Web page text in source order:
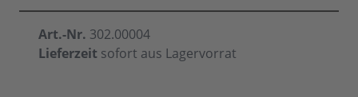
Art.-Nr. 302.00004
Lieferzeit sofort aus Lagervorrat